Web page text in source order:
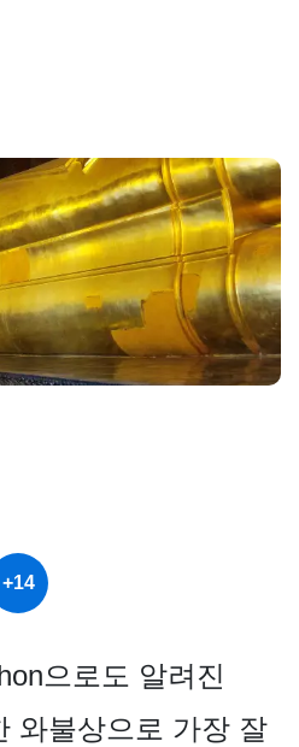
+14
으로도 알려진
와불상으로 가장 잘